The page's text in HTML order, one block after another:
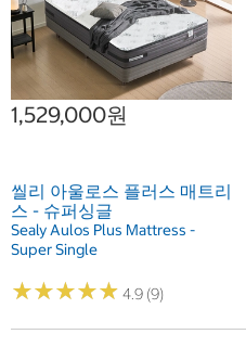
1,529,000원
씰리 아울로스 플러스 매트리
스 - 슈퍼싱글
Sealy Aulos Plus Mattress -
Super Single
★★★★★
★★★★★ 4.9 (9)